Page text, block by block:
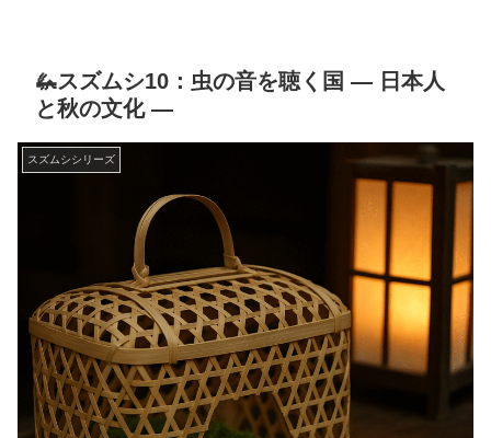
🦗スズムシ10：虫の音を聴く国 ― 日本人
と秋の文化 ―
スズムシシリーズ